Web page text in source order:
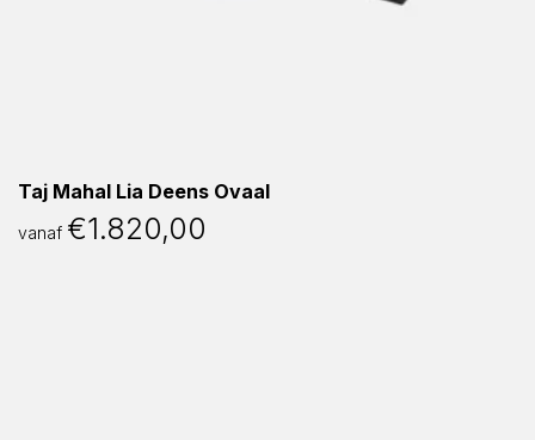
Taj Mahal Lia Deens Ovaal
vanaf €1.820,00